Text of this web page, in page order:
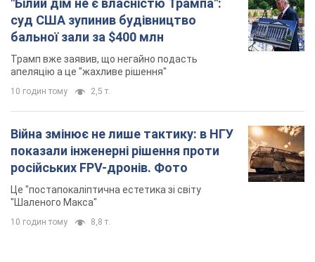
"Шаленого Макса"
10 годин тому 8,8 т.